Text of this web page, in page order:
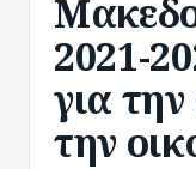
2021-
για
την